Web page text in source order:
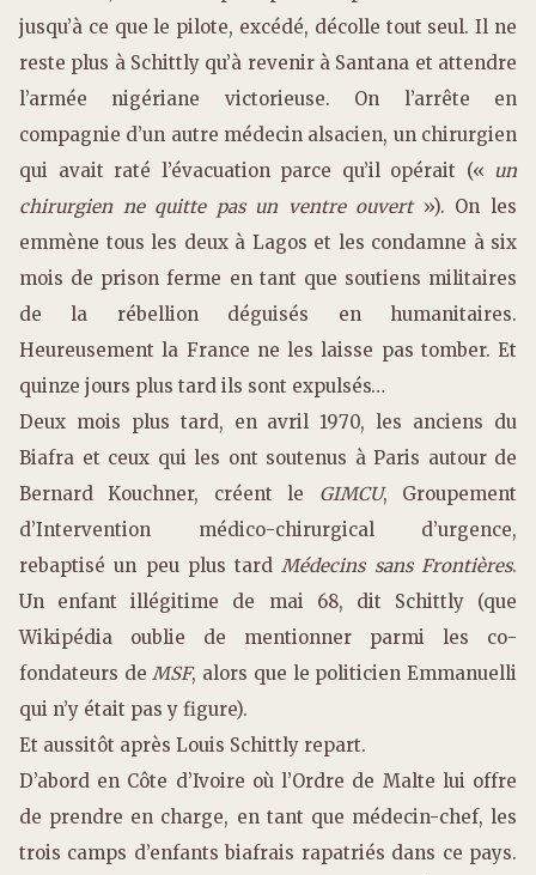
jusqu’à ce que le pilote, excédé, décolle tout seul. Il ne
reste plus à Schittly qu’à revenir à Santana et attendre
l’armée nigériane victorieuse. On l’arrête en
compagnie d’un autre médecin alsacien, un chirurgien
qui avait raté l’évacuation parce qu’il opérait (« un
chirurgien ne quitte pas un ventre ouvert»). On les
emmène tous les deux à Lagos et les condamne à six
mois de prison ferme en tant que soutiens militaires
de la rébellion déguisés en humanitaires.
Heureusement la France ne les laisse pas tomber. Et
quinze jours plus tard ils sont expulsés…
Deux mois plus tard, en avril 1970, les anciens du
Biafra et ceux qui les ont soutenus à Paris autour de
Bernard Kouchner, créent le GIMCU, Groupement
d’Intervention médico-chirurgical d’urgence,
rebaptisé un peu plus tard Médecins sans Frontières.
Un enfant illégitime de mai 68, dit Schittly (que
Wikipédia oublie de mentionner parmi les co-
fondateurs de MSF, alors que le politicien Emmanuelli
qui n’y était pas y figure).
Et aussitôt après Louis Schittly repart.
D’abord en Côte d’Ivoire où l’Ordre de Malte lui offre
de prendre en charge, en tant que médecin-chef, les
trois camps d’enfants biafrais rapatriés dans ce pays.